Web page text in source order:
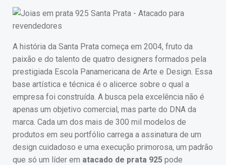
A história da Santa Prata começa em 2004, fruto da
paixão e do talento de quatro designers formados pela
prestigiada Escola Panamericana de Arte e Design. Essa
base artística e técnica é o alicerce sobre o qual a
empresa foi construída. A busca pela excelência não é
apenas um objetivo comercial, mas parte do DNA da
marca. Cada um dos mais de 300 mil modelos de
produtos em seu portfólio carrega a assinatura de um
design cuidadoso e uma execução primorosa, um padrão
que só um líder em atacado de prata 925 pode